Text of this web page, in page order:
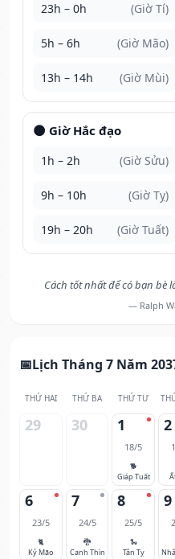
23h – 0h (Giờ Tí)
5h – 6h (Giờ Mão)
13h – 14h (Giờ Mùi)
🌑 Giờ Hắc đạo
1h – 2h (Giờ Sửu)
9h – 10h (Giờ Tỵ)
19h – 20h (Giờ Tuất)
Cách tốt nhất để có bạn bè
— Ralph
Lịch Tháng 7 Năm
THỨ HAI THỨ BA THỨ TƯ
29 30 1
18/5
🐕
Giáp Tuất
2
6
23/5
🐈
Kỷ Mão
7
24/5
🐉
Canh Thìn
8
25/5
🐍
Tân Tỵ
9